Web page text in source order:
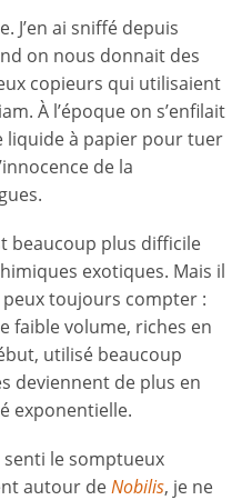
J’en ai sniffé depuis
on nous donnait des
copieurs qui utilisaient
À l’époque on s’enfilait
liquide à papier pour tuer
de la
beaucoup plus difficile
exotiques. Mais il
toujours compter :
faible volume, riches en
utilisé beaucoup
deviennent de plus en
exponentielle.
senti le somptueux
autour deNobilis, je ne